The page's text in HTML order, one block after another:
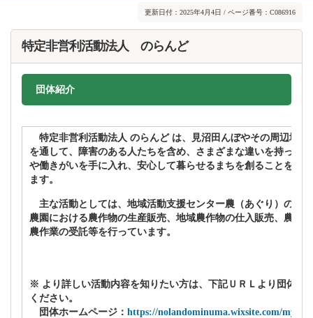
更新日付：2025年4月4日 / ページ番号：C086916
特定非営利活動法人 のらんど
団体紹介
特定非営利活動法人 のらんど は、見沼田んぼやその周辺地域
を通して、障害のある人たちを含め、さまざまな違いを持った
や働きがいを手に入れ、安心して暮らせるまちを創ることを目
ます。
主な活動としては、地域活動支援センター農（あぐり）の運
農園における農作物の生産販売、地域農作物の仕入販売、農体
農作業の受託等を行っています。
※ より詳しい活動内容を知りたい方は、下記ＵＲＬより団体ホ
ください。
団体ホームページ： https://nolandominuma.wixsite.com/mysite